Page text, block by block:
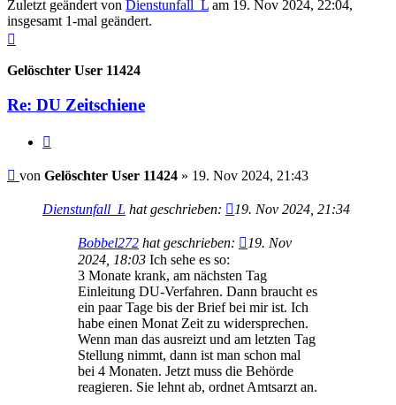
Zuletzt geändert von Dienstunfall_L am 19. Nov 2024, 22:04,
insgesamt 1-mal geändert.
Gelöschter User 11424
Re: DU Zeitschiene
Beitrag
von Gelöschter User 11424 » 19. Nov 2024, 21:43
Dienstunfall_L hat geschrieben: 19. Nov 2024, 21:34
Bobbel272 hat geschrieben:
19. Nov
2024, 18:03 Ich sehe es so:
3 Monate krank, am nächsten Tag
Einleitung DU-Verfahren. Dann braucht es
ein paar Tage bis der Brief bei mir ist. Ich
habe einen Monat Zeit zu widersprechen.
Wenn man das ausreizt und am letzten Tag
Stellung nimmt, dann ist man schon mal
bei 4 Monaten. Jetzt muss die Behörde
reagieren. Sie lehnt ab, ordnet Amtsarzt an.